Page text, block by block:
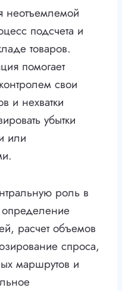
неотъемлемой
подсчета и
товаров.
помогает
свои
и нехватки
убытки
или
роль в
расчет объемов
спроса,
маршрутов и